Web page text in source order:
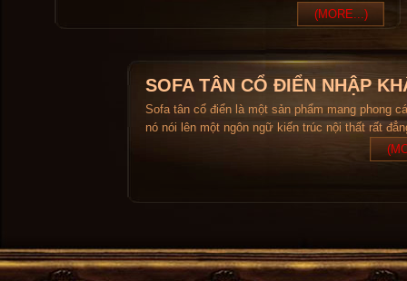
(MORE...)
SOFA TÂN CỔ ĐIỂN NHẬP
Sofa tân cổ điển là một sản phẩm mang phong
nó nói lên một ngôn ngữ kiến trúc nội thất rất